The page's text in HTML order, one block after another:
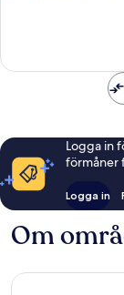
Logga in
förmåner
Logga in
Om